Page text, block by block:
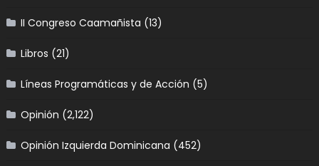
II Congreso Caamañista (13)
Libros (21)
Líneas Programáticas y de Acción (5)
Opinión (2,122)
Opinión Izquierda Dominicana (452)